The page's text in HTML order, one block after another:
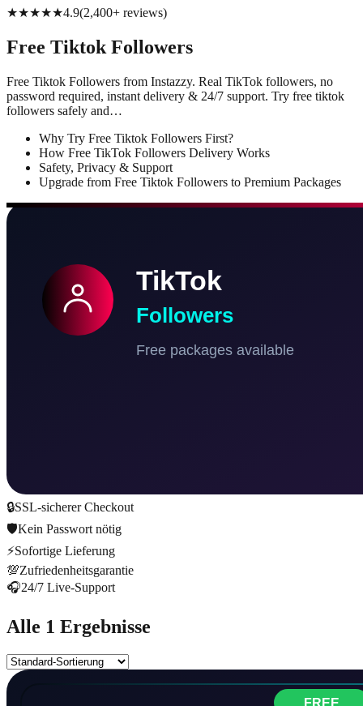
★★★★★4.9(2,400+ reviews)
Free Tiktok Followers
Free Tiktok Followers from Instazzy. Real TikTok followers, no
password required, instant delivery & 24/7 support. Try free tiktok
followers safely and…
Why Try Free Tiktok Followers First?
How Free TikTok Followers Delivery Works
Safety, Privacy & Support
Upgrade from Free Tiktok Followers to Premium Packages
🔒SSL-sicherer Checkout
🛡️Kein Passwort nötig
⚡Sofortige Lieferung
💯Zufriedenheitsgarantie
🎧24/7 Live-Support
Alle 1 Ergebnisse